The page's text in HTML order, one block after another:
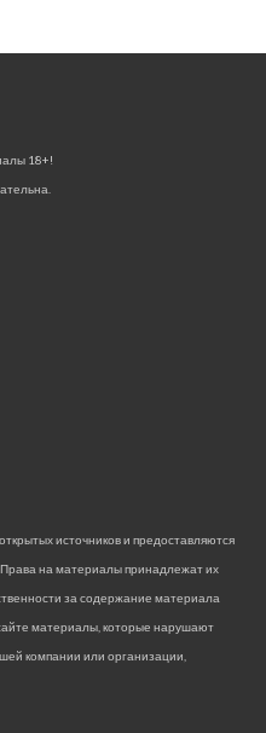
18+!
источников и предоставляются
на материалы принадлежат их
за содержание материала
материалы, которые нарушают
компании или организации,